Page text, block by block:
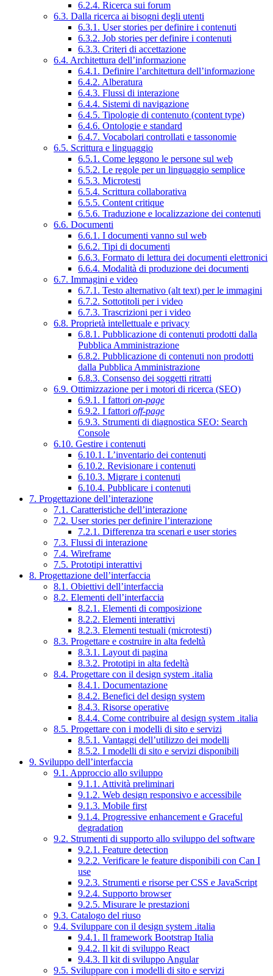
6.2.4. Ricerca sui forum
6.3. Dalla ricerca ai bisogni degli utenti
6.3.1. User stories per definire i contenuti
6.3.2. Job stories per definire i contenuti
6.3.3. Criteri di accettazione
6.4. Architettura dell’informazione
6.4.1. Definire l’architettura dell’informazione
6.4.2. Alberatura
6.4.3. Flussi di interazione
6.4.4. Sistemi di navigazione
6.4.5. Tipologie di contenuto (content type)
6.4.6. Ontologie e standard
6.4.7. Vocabolari controllati e tassonomie
6.5. Scrittura e linguaggio
6.5.1. Come leggono le persone sul web
6.5.2. Le regole per un linguaggio semplice
6.5.3. Microtesti
6.5.4. Scrittura collaborativa
6.5.5. Content critique
6.5.6. Traduzione e localizzazione dei contenuti
6.6. Documenti
6.6.1. I documenti vanno sul web
6.6.2. Tipi di documenti
6.6.3. Formato di lettura dei documenti elettronici
6.6.4. Modalità di produzione dei documenti
6.7. Immagini e video
6.7.1. Testo alternativo (alt text) per le immagini
6.7.2. Sottotitoli per i video
6.7.3. Trascrizioni per i video
6.8. Proprietà intellettuale e privacy
6.8.1. Pubblicazione di contenuti prodotti dalla
Pubblica Amministrazione
6.8.2. Pubblicazione di contenuti non prodotti
dalla Pubblica Amministrazione
6.8.3. Consenso dei soggetti ritratti
6.9. Ottimizzazione per i motori di ricerca (SEO)
6.9.1. I fattori on-page
6.9.2. I fattori off-page
6.9.3. Strumenti di diagnostica SEO: Search
Console
6.10. Gestire i contenuti
6.10.1. L’inventario dei contenuti
6.10.2. Revisionare i contenuti
6.10.3. Migrare i contenuti
6.10.4. Pubblicare i contenuti
7. Progettazione dell’interazione
7.1. Caratteristiche dell’interazione
7.2. User stories per definire l’interazione
7.2.1. Differenza tra scenari e user stories
7.3. Flussi di interazione
7.4. Wireframe
7.5. Prototipi interattivi
8. Progettazione dell’interfaccia
8.1. Obiettivi dell’interfaccia
8.2. Elementi dell’interfaccia
8.2.1. Elementi di composizione
8.2.2. Elementi interattivi
8.2.3. Elementi testuali (microtesti)
8.3. Progettare e costruire in alta fedeltà
8.3.1. Layout di pagina
8.3.2. Prototipi in alta fedeltà
8.4. Progettare con il design system .italia
8.4.1. Documentazione
8.4.2. Benefici del design system
8.4.3. Risorse operative
8.4.4. Come contribuire al design system .italia
8.5. Progettare con i modelli di sito e servizi
8.5.1. Vantaggi dell’utilizzo dei modelli
8.5.2. I modelli di sito e servizi disponibili
9. Sviluppo dell’interfaccia
9.1. Approccio allo sviluppo
9.1.1. Attività preliminari
9.1.2. Web design responsivo e accessibile
9.1.3. Mobile first
9.1.4. Progressive enhancement e Graceful
degradation
9.2. Strumenti di supporto allo sviluppo del software
9.2.1. Feature detection
9.2.2. Verificare le feature disponibili con Can I
use
9.2.3. Strumenti e risorse per CSS e JavaScript
9.2.4. Supporto browser
9.2.5. Misurare le prestazioni
9.3. Catalogo del riuso
9.4. Sviluppare con il design system .italia
9.4.1. Il framework Bootstrap Italia
9.4.2. Il kit di sviluppo React
9.4.3. Il kit di sviluppo Angular
9.5. Sviluppare con i modelli di sito e servizi